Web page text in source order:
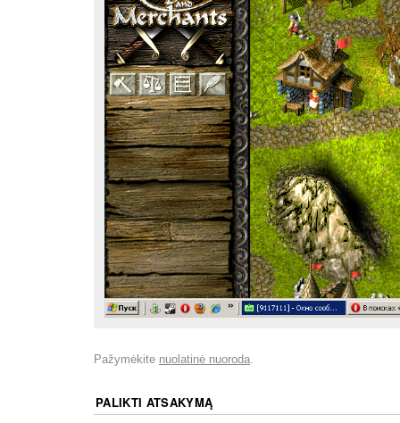
Pažymėkite nuolatinė nuoroda
PALIKTI ATSAKYMĄ